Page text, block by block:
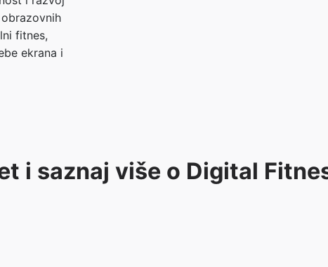
fitnes,
ekrana i
i saznaj više o Digital